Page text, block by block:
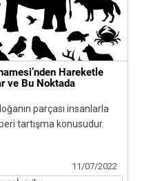
Hareketle
ve Bu Noktada
parçası insanlarla
tartışma konusudur.
11/07/2022